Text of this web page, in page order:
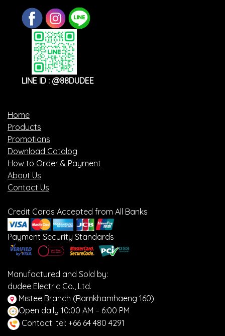
LINE ID : @88DUDEE
Home
Products
Promotions
Download Catalog
How to Order & Payment
About Us
Contact Us
Credit Cards Accepted from All Banks
Payment Security Standards
Manufactured and Sold by:
dudee Electric Co., Ltd.
Mistee Branch (Ramkhamhaeng 160)
Open daily 10:00 AM – 6:00 PM
Contact: tel: +66 64 480 4291